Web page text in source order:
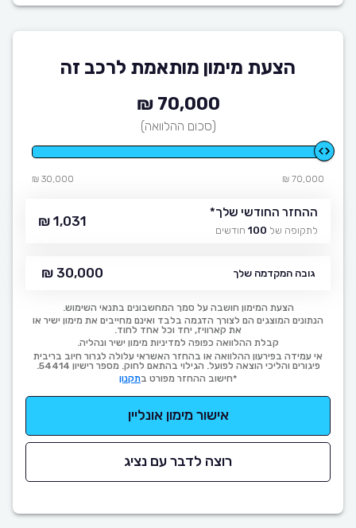
הצעת מימון מותאמת לרכב זה
70,000 ₪
(סכום ההלוואה)
70,000 ₪
30,000 ₪
ההחזר החודשי שלך*
לתקופה של 100 חודשים
1,031 ₪
גובה המקדמה שלך 30,000 ₪
הצעת המימון חושבה על סמך המחשבונים בתנאי השימוש.
הנתונים המוצגים הם לצורך הדגמה בלבד ואינם מחייבים את מימון ישיר או
את קארוויז, יחד וכל אחד לחוד.
קבלת ההלוואה כפופה למדיניות מימון ישיר ונהליה.
אי עמידה בפירעון ההלוואה או בהחזר האשראי עלולה לגרור חיוב בריבית
פיגורים והליכי הוצאה לפועל. הגילוי בהתאם לחוק. מספר רישיון 54414.
*חישוב ההחזר מפורט בתקנון
אישור מימון אונליין
רוצה לדבר עם נציג